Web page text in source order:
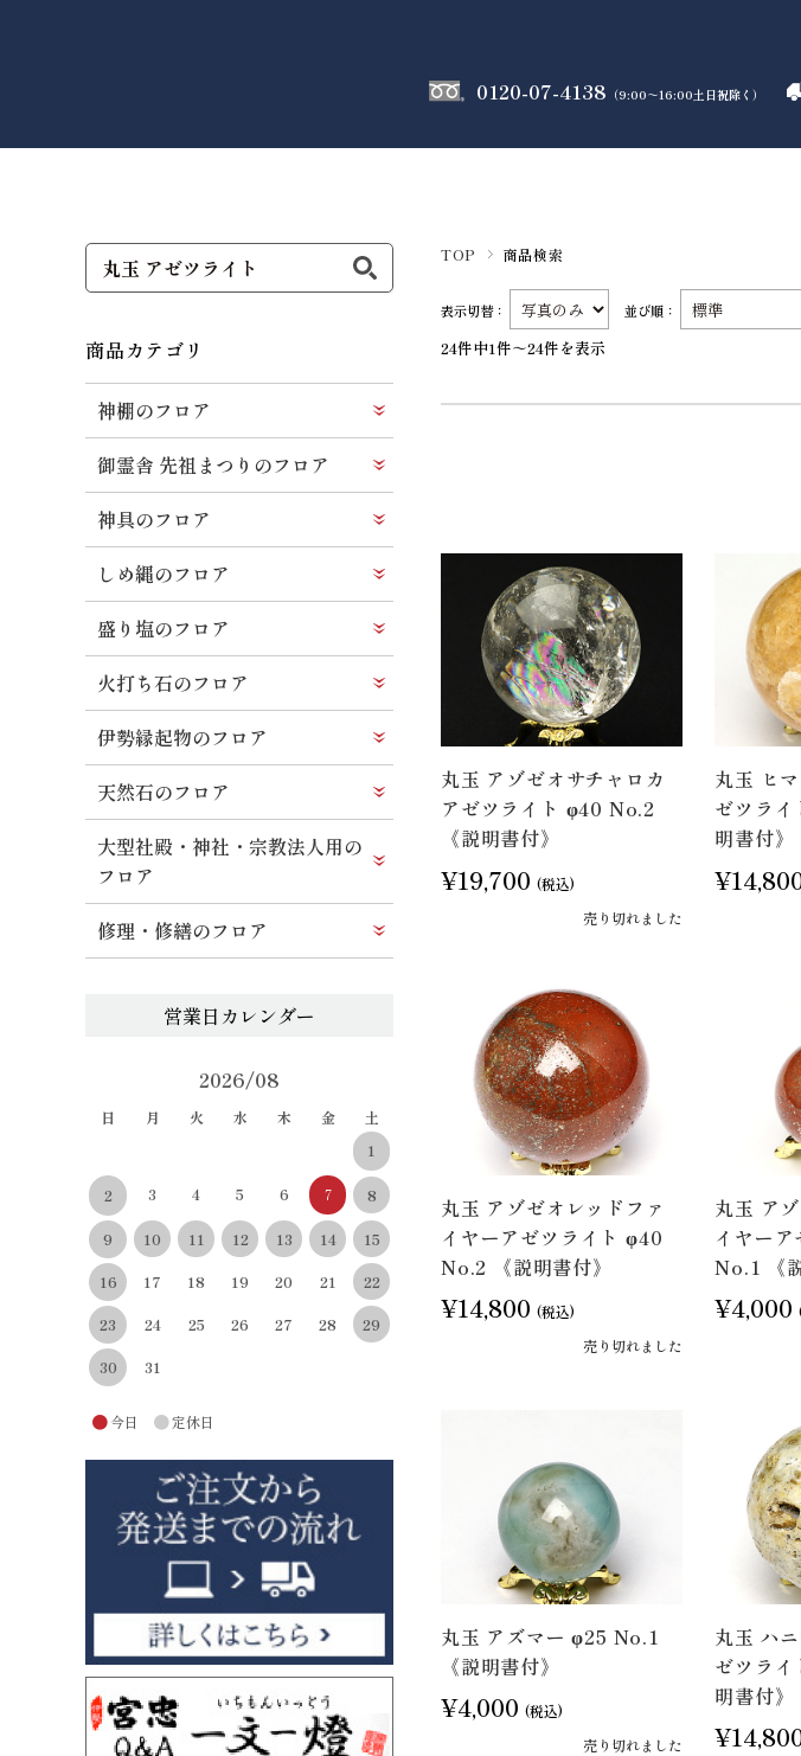
0120-07-4138 （9:00～16:00土日祝除く）
TOP 商品検索
表示切替： 並び順：
24件中1件～24件を表示
丸玉 アゾゼオサチャロカ
アゼツライト φ40 No.2
《説明書付》
¥19,700 (税込)
売り切れました
丸玉 ヒ
ゼツラ
明書付》
丸玉 アゾゼオレッドファ
イヤーアゼツライト φ40
No.2 《説明書付》
¥14,800 (税込)
売り切れました
丸玉 ア
イヤー
No.1 《
¥4,000
丸玉 アズマー φ25 No.1
《説明書付》
¥4,000 (税込)
売り切れました
丸玉 ハ
ゼツラ
明書付》
商品カテゴリ
神棚のフロア
御霊舎 先祖まつりのフロア
神具のフロア
しめ縄のフロア
盛り塩のフロア
火打ち石のフロア
伊勢縁起物のフロア
天然石のフロア
大型社殿・神社・宗教法人用の
フロア
修理・修繕のフロア
2026/08
日 月 火 水 木 金
土
1
2 3 4 5 6 7 8
9 10 11 12 13 14 15
16 17 18 19 20 21 22
23 24 25 26 27 28 29
30 31
●今日 ●定休日